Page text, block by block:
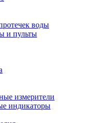
воды
и пульты
измерители
индикаторы